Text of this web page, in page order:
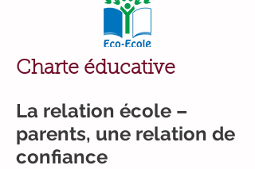
Charte éducative
La relation école –
parents, une relation de
confiance